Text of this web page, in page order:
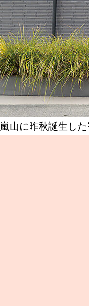
嵐山に昨秋誕生し